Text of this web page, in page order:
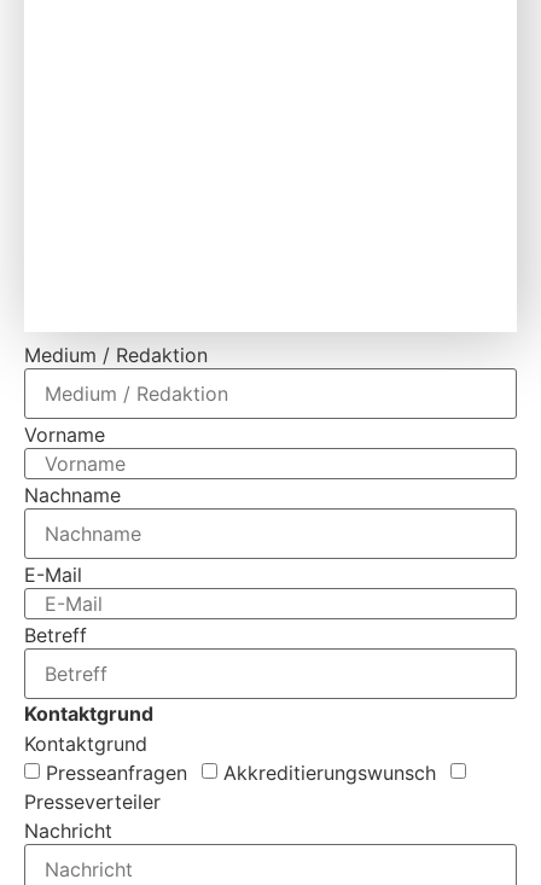
Medium / Redaktion
Vorname
Nachname
E-Mail
Betreff
Kontaktgrund
Kontaktgrund
Presseanfragen
Akkreditierungs­wunsch
Presseverteiler
Nachricht